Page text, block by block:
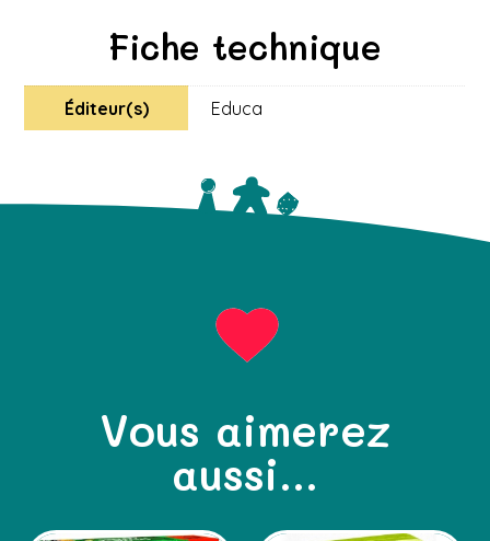
Fiche technique
Éditeur(s) Educa
Vous aimerez
aussi...